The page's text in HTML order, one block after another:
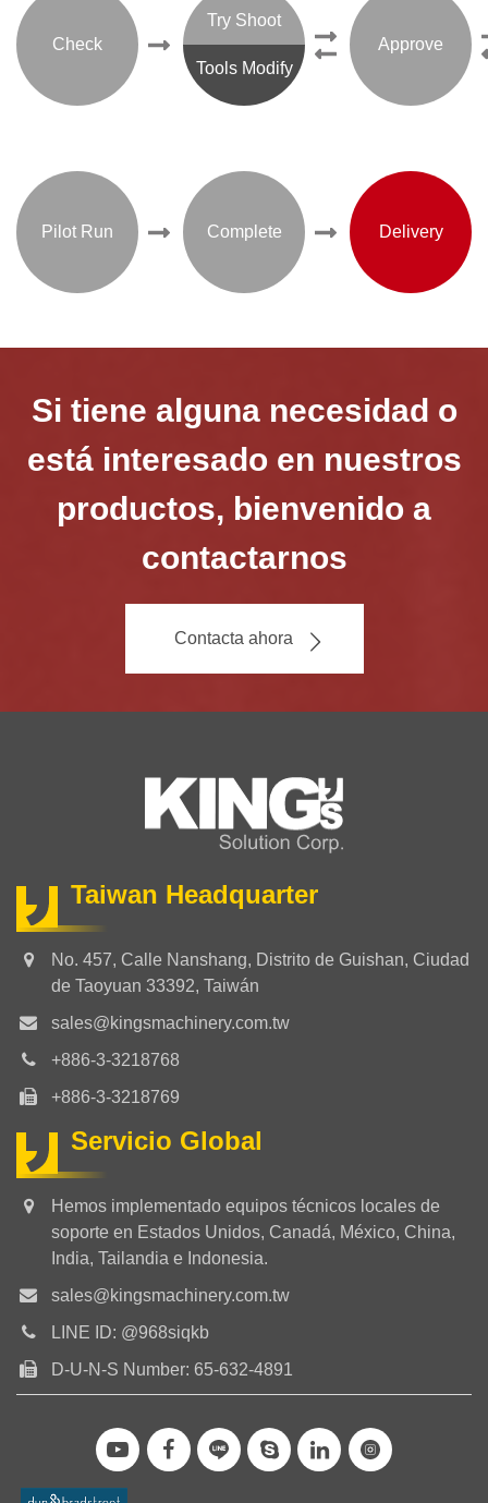
Check
Try Shoot
Tools Modify
Approve
Pilot Run Complete Delivery
Si tiene alguna necesidad o
está interesado en nuestros
productos, bienvenido a
contactarnos
Contacta ahora
Taiwan Headquarter
No. 457, Calle Nanshang, Distrito de Guishan, Ciudad
de Taoyuan 33392, Taiwán
sales@kingsmachinery.com.tw
+886-3-3218768
+886-3-3218769
Servicio Global
Hemos implementado equipos técnicos locales de
soporte en Estados Unidos, Canadá, México, China,
India, Tailandia e Indonesia.
sales@kingsmachinery.com.tw
LINE ID: @968siqkb
D-U-N-S Number: 65-632-4891